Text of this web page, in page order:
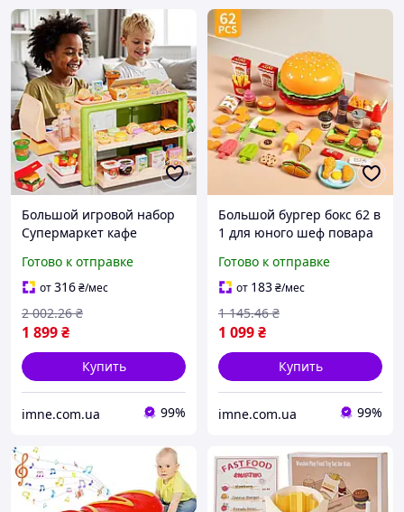
Большой игровой набор
Супермаркет кафе
кофеваркой 50 предметов
свет музыка продукты
сканер Зелёный
Готово к отправке
от316₴/мес
1 899₴
2 002.26 ₴
Купить
imne.com.ua 99%
Большой бургер бокс 62 в
1 для юного шеф повара
Игровой сет продуктов на
липучках для детей
Готово к отправке
от 183₴/мес
1 099₴
1 145.46 ₴
Купить
imne.com.ua 99%